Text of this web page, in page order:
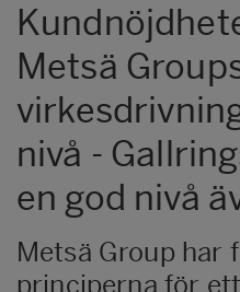
Metsä
nivå -
en god nivå
Metsä Group har
principerna för